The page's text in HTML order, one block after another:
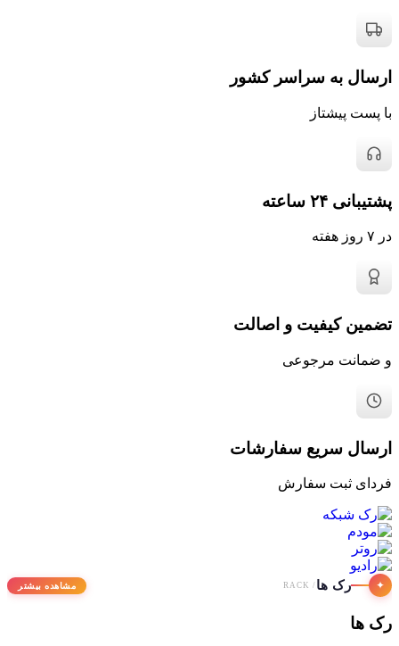
ارسال به سراسر کشور
با پست پیشتاز
پشتیبانی ۲۴ ساعته
در ۷ روز هفته
تضمین کیفیت و اصالت
و ضمانت مرجوعی
ارسال سریع سفارشات
فردای ثبت سفارش
✦ رک ها / RACK مشاهده بیشتر
رک ها